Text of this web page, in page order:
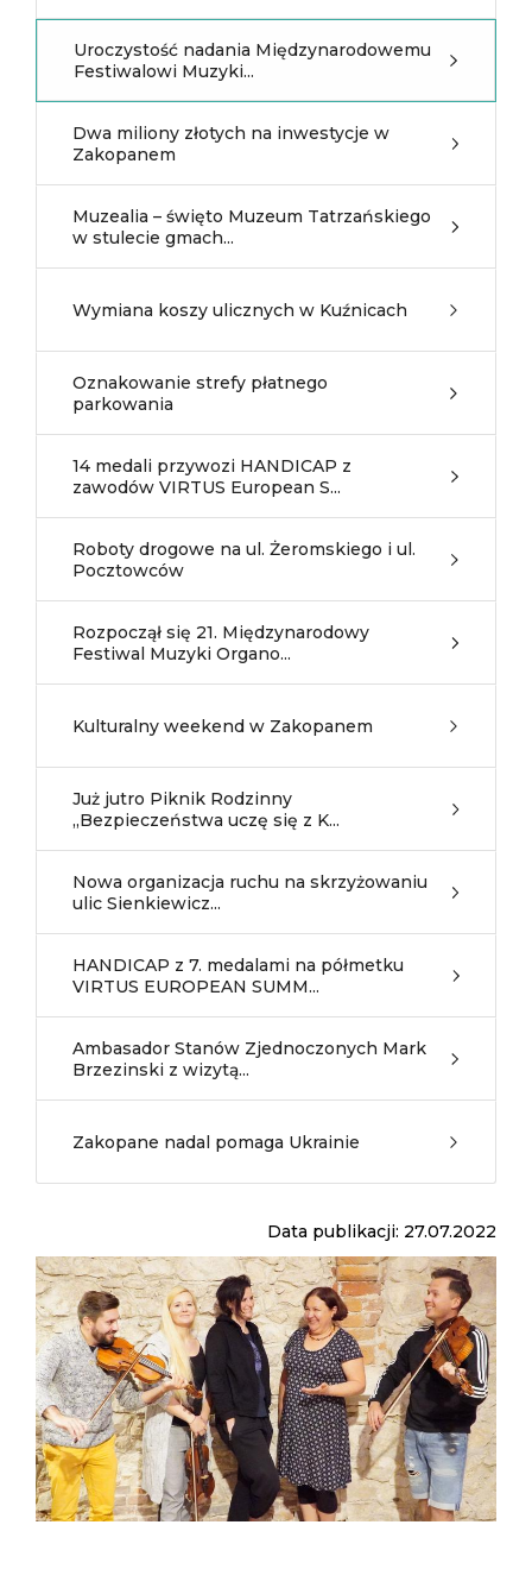
Uroczystość nadania Międzynarodowemu
Festiwalowi Muzyki...
Dwa miliony złotych na inwestycje w
Zakopanem
Muzealia – święto Muzeum Tatrzańskiego
w stulecie gmach...
Wymiana koszy ulicznych w Kuźnicach
Oznakowanie strefy płatnego
parkowania
14 medali przywozi HANDICAP z
zawodów VIRTUS European S...
Roboty drogowe na ul. Żeromskiego i ul.
Pocztowców
Rozpoczął się 21. Międzynarodowy
Festiwal Muzyki Organo...
Kulturalny weekend w Zakopanem
Już jutro Piknik Rodzinny
,,Bezpieczeństwa uczę się z K...
Nowa organizacja ruchu na skrzyżowaniu
ulic Sienkiewicz...
HANDICAP z 7. medalami na półmetku
VIRTUS EUROPEAN SUMM...
Ambasador Stanów Zjednoczonych Mark
Brzezinski z wizytą...
Zakopane nadal pomaga Ukrainie
Data publikacji: 27.07.2022